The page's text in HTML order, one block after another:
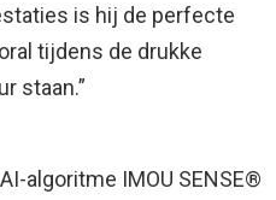
is hij de perfecte
tijdens de drukke
staan.”
algoritme IMOU SENSE®